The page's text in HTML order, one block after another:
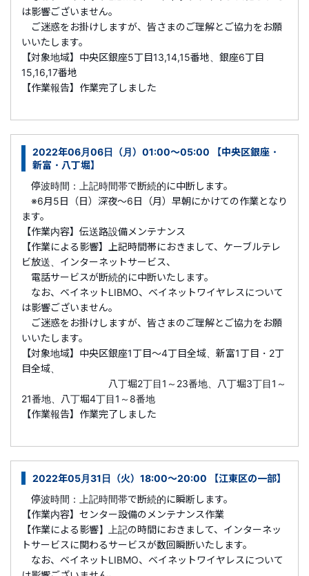
は影響ございません。
ご迷惑をお掛けしますが、皆さまのご理解とご協力をお願
いいたします。
【対象地域】中央区銀座5丁目13,14,15番地、銀座6丁目
15,16,17番地
【作業報告】作業完了しました
2022年06月06日（月）01:00～05:00 【中央区銀座・
新富・八丁堀】
停波時間：上記時間帯で断続的に中断します。
※6月5日（日）深夜～6日（月）早朝にかけての作業となり
ます。
【作業内容】伝送路設備メンテナンス
【作業による影響】上記時間帯におきまして、ケーブルテレ
ビ放送、インターネットサービス、
電話サービスが断続的に中断いたします。
なお、ベイネットLIBMO、ベイネットワイヤレスについて
は影響ございません。
ご迷惑をお掛けしますが、皆さまのご理解とご協力をお願
いいたします。
【対象地域】中央区銀座1丁目～4丁目全域、新富1丁目・2丁
目全域、
八丁堀2丁目1～23番地、八丁堀3丁目1～
21番地、八丁堀4丁目1～8番地
【作業報告】作業完了しました
2022年05月31日（火）18:00～20:00 【江東区の一部】
停波時間：上記時間帯で断続的に瞬断します。
【作業内容】センター設備のメンテナンス作業
【作業による影響】上記の時間におきまして、インターネッ
トサービスに関わるサービスが数回瞬断いたします。
なお、ベイネットLIBMO、ベイネットワイヤレスについて